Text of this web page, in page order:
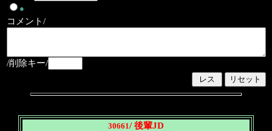
●
コメント/
/削除キー/
30661/ 後輩JD